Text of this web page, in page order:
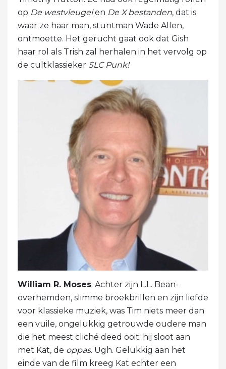
op De westvleugelen De X bestanden, dat is
waar ze haar man, stuntman Wade Allen,
ontmoette. Het gerucht gaat ook dat Gish
haar rol als Trish zal herhalen in het vervolg op
de cultklassieker SLC Punk!
William R. Moses: Achter zijn L.L. Bean-
overhemden, slimme broekbrillen en zijn liefde
voor klassieke muziek, was Tim niets meer dan
een vuile, ongelukkig getrouwde oudere man
die het meest cliché deed ooit: hij sloot aan
met Kat, de oppas. Ugh. Gelukkig aan het
einde van de film kreeg Kat echter een